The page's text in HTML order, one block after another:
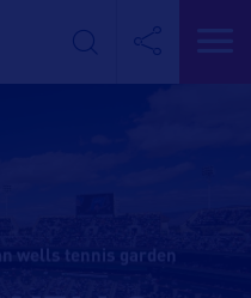
wells tennis garden